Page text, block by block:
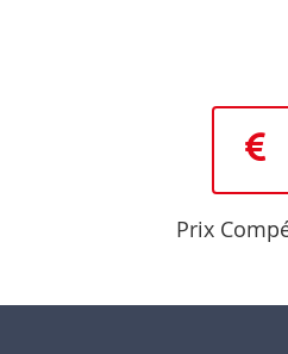
Prix